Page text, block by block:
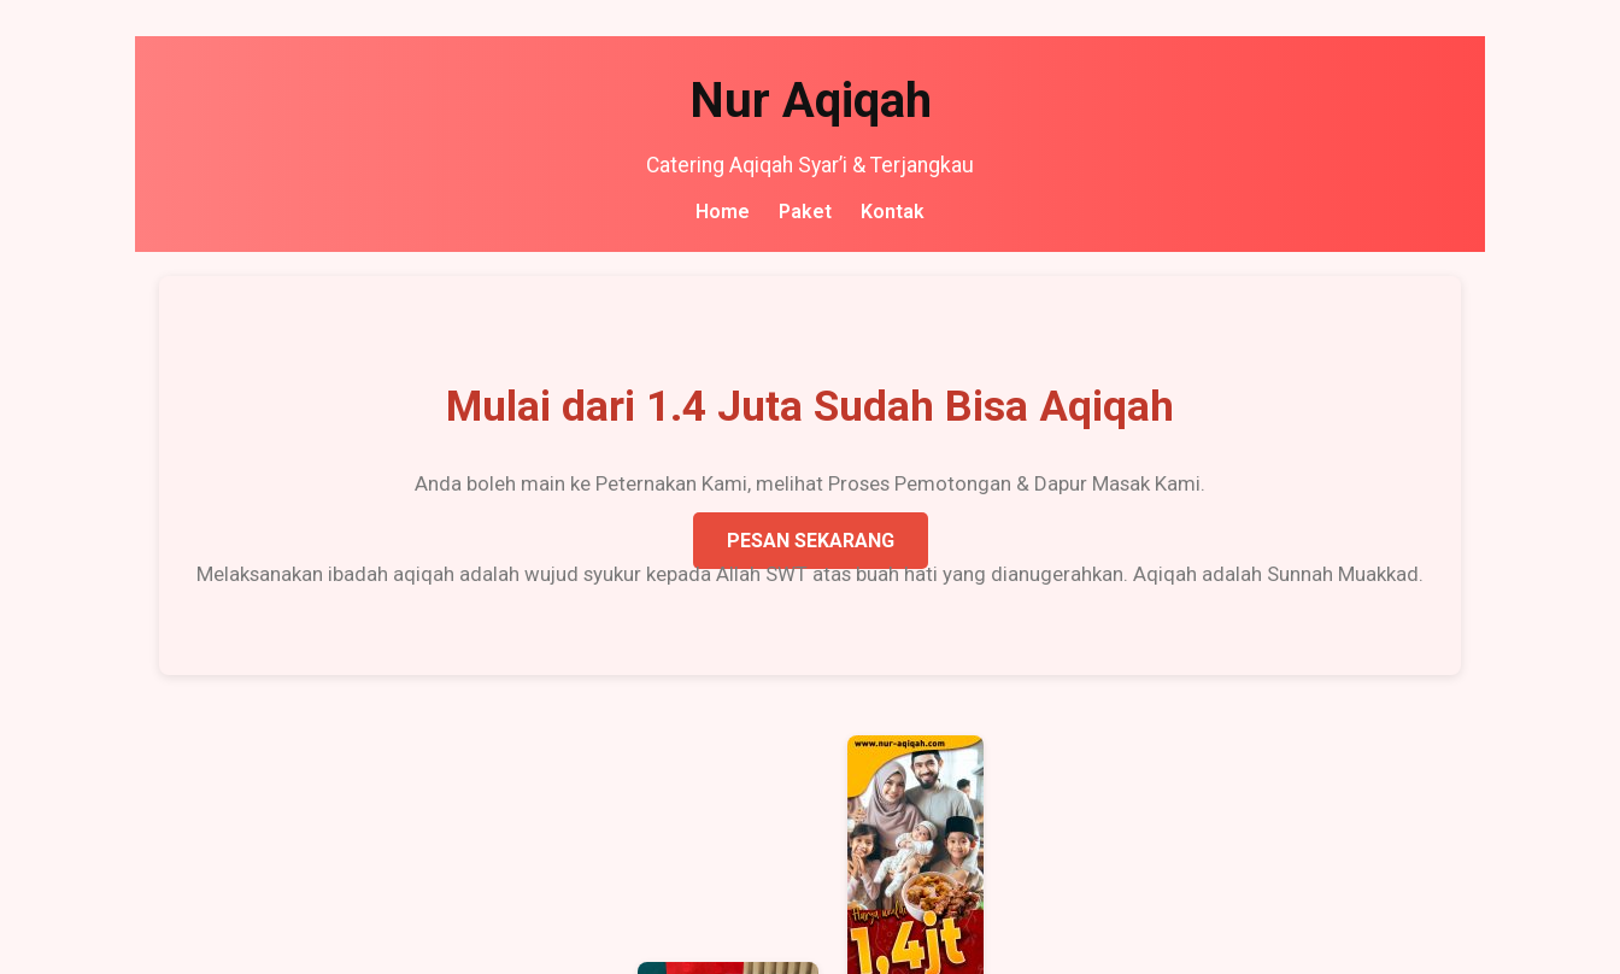
Nur Aqiqah
Catering Aqiqah Syar’i & Terjangkau
Home Paket Kontak
Mulai dari 1.4 Juta Sudah Bisa Aqiqah
Anda boleh main ke Peternakan Kami, melihat Proses Pemotongan & Dapur Masak Kami.
PESAN SEKARANG
Melaksanakan ibadah aqiqah adalah wujud syukur kepada Allah SWT atas buah hati yang dianugerahkan. Aqiqah adalah Sunnah Muakkad.